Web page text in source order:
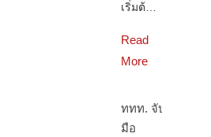
More
มือ
พันธมิตร